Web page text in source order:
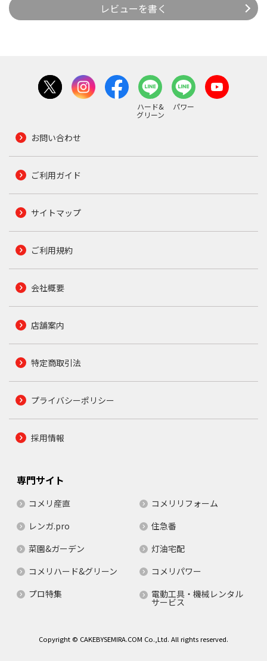
レビューを書く
ハード&
グリーン
パワー
お問い合わせ
ご利用ガイド
サイトマップ
ご利用規約
会社概要
店舗案内
特定商取引法
プライバシーポリシー
採用情報
専門サイト
コメリ産直
コメリリフォーム
レンガ.pro
住急番
菜園&ガーデン
灯油宅配
コメリハード&グリーン
コメリパワー
プロ特集
電動工具・機械レンタル
サービス
Copyright © CAKEBYSEMIRA.COM Co.,Ltd. All rights reserved.